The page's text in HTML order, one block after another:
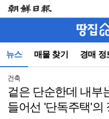
뉴스 매물 찾기 경매 정
뉴
(컨
건축
겉은 단순한데 내부
들어선 '단독주택'의